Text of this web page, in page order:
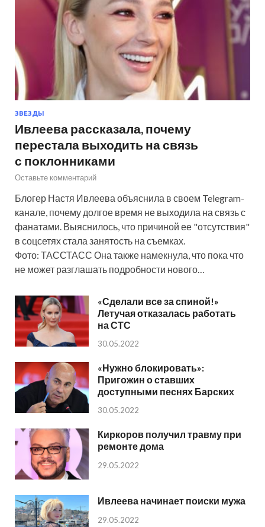
ЗВЕЗДЫ
Ивлеева рассказала, почему
перестала выходить на связь
с поклонниками
Оставьте комментарий
Блогер Настя Ивлеева объяснила в своем Telegram-
канале, почему долгое время не выходила на связь с
фанатами. Выяснилось, что причиной ее "отсутствия"
в соцсетях стала занятость на съемках.
Фото: ТАССТАСС Она также намекнула, что пока что
не может разглашать подробности нового…
«Сделали все за спиной!»
Летучая отказалась работать
на СТС
30.05.2022
«Нужно блокировать»:
Пригожин о ставших
доступными песнях Барских
30.05.2022
Киркоров получил травму при
ремонте дома
29.05.2022
Ивлеева начинает поиски мужа
29.05.2022